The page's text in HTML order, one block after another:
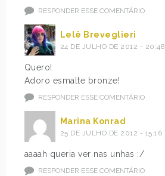
RESPONDER ESSE COMENTÁRIO
Lelê Breveglieri
24 DE JULHO DE 2012 - 20:48
Quero!
Adoro esmalte bronze!
RESPONDER ESSE COMENTÁRIO
Marina Konrad
25 DE JULHO DE 2012 - 15:16
aaaah queria ver nas unhas :/
RESPONDER ESSE COMENTÁRIO